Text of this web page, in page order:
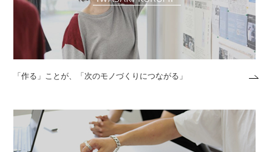
「作る」ことが、「次のモノづくりにつながる」